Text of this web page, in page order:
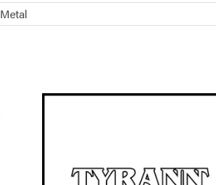
Metal